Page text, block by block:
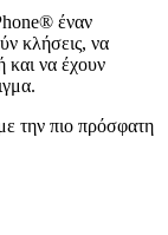
έναν
κλήσεις, να
και να έχουν
την πιο πρόσφατη